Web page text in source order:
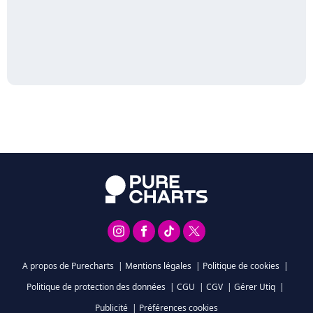
A propos de Purecharts | Mentions légales | Politique de cookies |
Politique de protection des données | CGU | CGV | Gérer Utiq |
Publicité | Préférences cookies